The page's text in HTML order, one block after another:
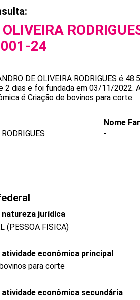
24
DE OLIVEIRA RODRIGUES é
2 dias e foi fundada em 03/11/2022.
é Criação de bovinos para corte.
Nome
-
natureza jurídica
(PESSOA FISICA)
econômica principal
para corte
econômica secundária